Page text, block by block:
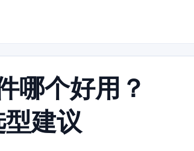
哪个好用？
建议